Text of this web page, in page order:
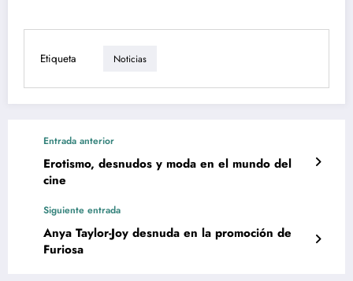
Etiqueta Noticias
Entrada anterior
Erotismo, desnudos y moda en el mundo del
cine
Siguiente entrada
Anya Taylor-Joy desnuda en la promoción de
Furiosa